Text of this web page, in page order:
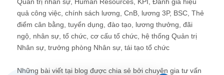
quả công việc, chính sách lương, CnB, lương 3P, BSC, Thẻ
điểm cân bằng, tuyển dụng, đào tạo, lương thưởng, đãi
ngộ, nhân sự, tổ chức, cơ cấu tổ chức, hệ thống Quản trị
Nhân sự, trưởng phòng Nhân sự, tái tạo tổ chức
Những bài viết tại blog được chia sẻ bởi chuyên gia tư vấn